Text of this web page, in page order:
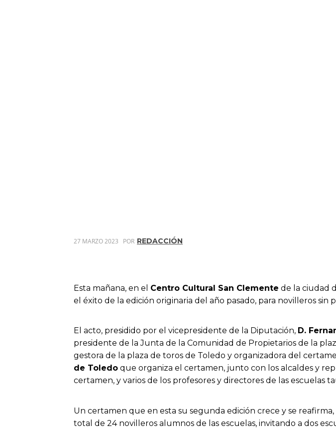
27 MARZO 2023 POR REDACCIÓN
Esta mañana, en el Centro Cultural San Clemente de la ciudad
el éxito de la edición originaria del año pasado, para novilleros sin
El acto, presidido por el vicepresidente de la Diputación, D.
presidente de la Junta de la Comunidad de Propietarios de la
gestora de la plaza de toros de Toledo y organizadora del
de Toledo que organiza el certamen, junto con los alcaldes y
certamen, y varios de los profesores y directores de las escuelas
Un certamen que en esta su segunda edición crece y se
total de 24 novilleros alumnos de las escuelas, invitando a dos